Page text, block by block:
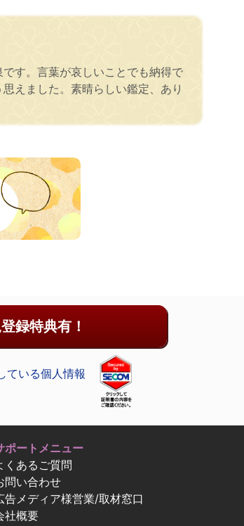
す。言葉が哀しいことでも納得で
えました。素晴らしい鑑定、あり
録特典有！
ている個人情報
ポートメニュー
くあるご質問
問い合わせ
告メディア様営業/取材窓口
社概要